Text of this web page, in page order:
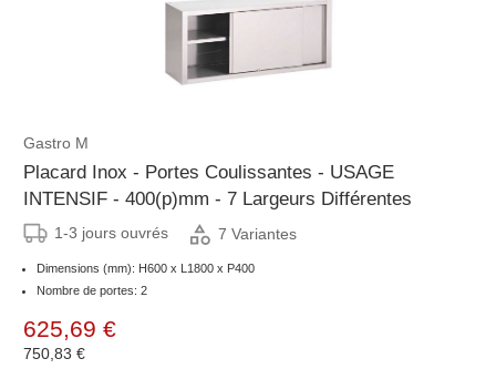
Gastro M
Placard Inox - Portes Coulissantes - USAGE
INTENSIF - 400(p)mm - 7 Largeurs Différentes
1-3 jours ouvrés 7 Variantes
Dimensions (mm): H600 x L1800 x P400
Nombre de portes: 2
625,69 €
750,83 €